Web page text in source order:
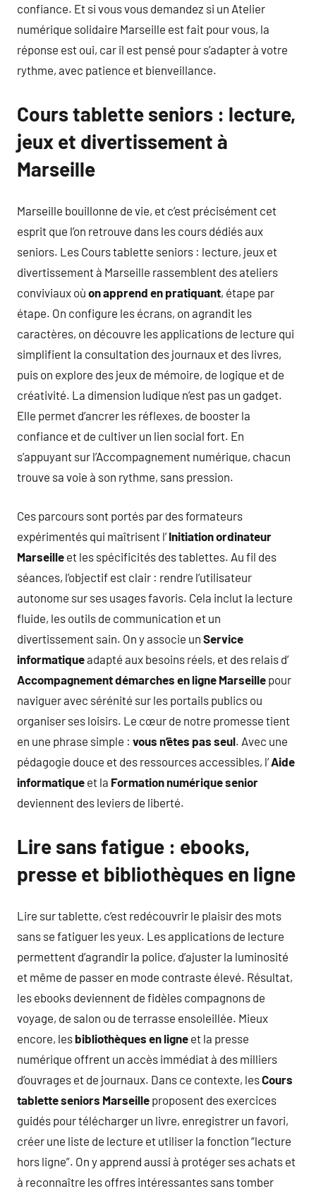
confiance. Et si vous vous demandez si un Atelier
numérique solidaire Marseille est fait pour vous, la
réponse est oui, car il est pensé pour s’adapter à votre
rythme, avec patience et bienveillance.
Cours tablette seniors : lecture,
jeux et divertissement à
Marseille
Marseille bouillonne de vie, et c’est précisément cet
esprit que l’on retrouve dans les cours dédiés aux
seniors. Les Cours tablette seniors : lecture, jeux et
divertissement à Marseille rassemblent des ateliers
conviviaux où on apprend en pratiquant, étape par
étape. On configure les écrans, on agrandit les
caractères, on découvre les applications de lecture qui
simplifient la consultation des journaux et des livres,
puis on explore des jeux de mémoire, de logique et de
créativité. La dimension ludique n’est pas un gadget.
Elle permet d’ancrer les réflexes, de booster la
confiance et de cultiver un lien social fort. En
s’appuyant sur l’Accompagnement numérique, chacun
trouve sa voie à son rythme, sans pression.
Ces parcours sont portés par des formateurs
expérimentés qui maîtrisent l’Initiation ordinateur
Marseille et les spécificités des tablettes. Au fil des
séances, l’objectif est clair : rendre l’utilisateur
autonome sur ses usages favoris. Cela inclut la lecture
fluide, les outils de communication et un
divertissement sain. On y associe un Service
informatiqueadapté aux besoins réels, et des relais d’
Accompagnement démarches en ligne Marseille pour
naviguer avec sérénité sur les portails publics ou
organiser ses loisirs. Le cœur de notre promesse tient
en une phrase simple : vous n’êtes pas seul. Avec une
pédagogie douce et des ressources accessibles, l’Aide
informatique et la Formation numérique senior
deviennent des leviers de liberté.
Lire sans fatigue : ebooks,
presse et bibliothèques en ligne
Lire sur tablette, c’est redécouvrir le plaisir des mots
sans se fatiguer les yeux. Les applications de lecture
permettent d’agrandir la police, d’ajuster la luminosité
et même de passer en mode contraste élevé. Résultat,
les ebooks deviennent de fidèles compagnons de
voyage, de salon ou de terrasse ensoleillée. Mieux
encore, les bibliothèques en ligne et la presse
numérique offrent un accès immédiat à des milliers
d’ouvrages et de journaux. Dans ce contexte, lesCours
tablette seniors Marseille proposent des exercices
guidés pour télécharger un livre, enregistrer un favori,
créer une liste de lecture et utiliser la fonction “lecture
hors ligne”. On y apprend aussi à protéger ses achats et
à reconnaître les offres intéressantes sans tomber